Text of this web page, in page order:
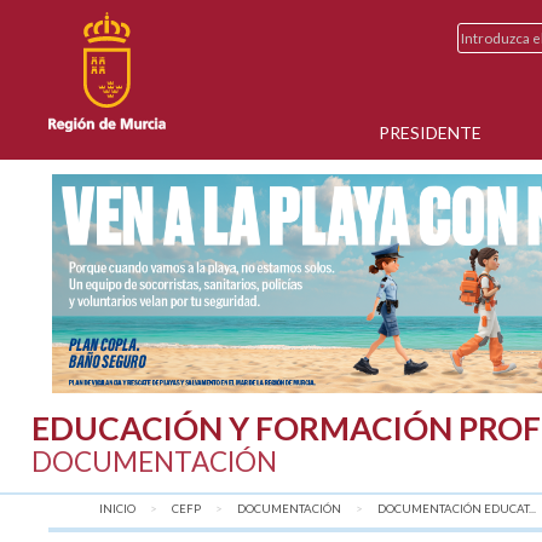
PRESIDENTE
EDUCACIÓN Y FORMACIÓN
DOCUMENTACIÓN
INICIO CEFP DOCUMENTACIÓN DOCUMENTACIÓN EDUCAT...